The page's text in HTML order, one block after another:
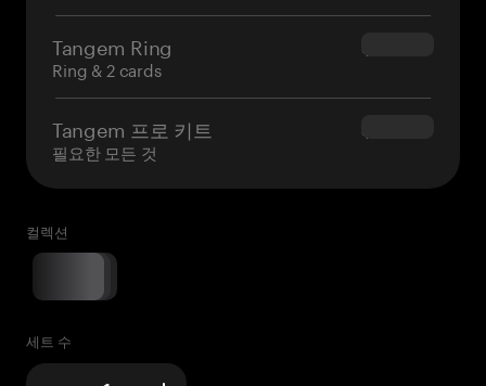
Tangem Ring
Ring & 2 cards
$160.00
Tangem 프로 키트
필요한 모든 것
$180.00
컬렉션
세트 수